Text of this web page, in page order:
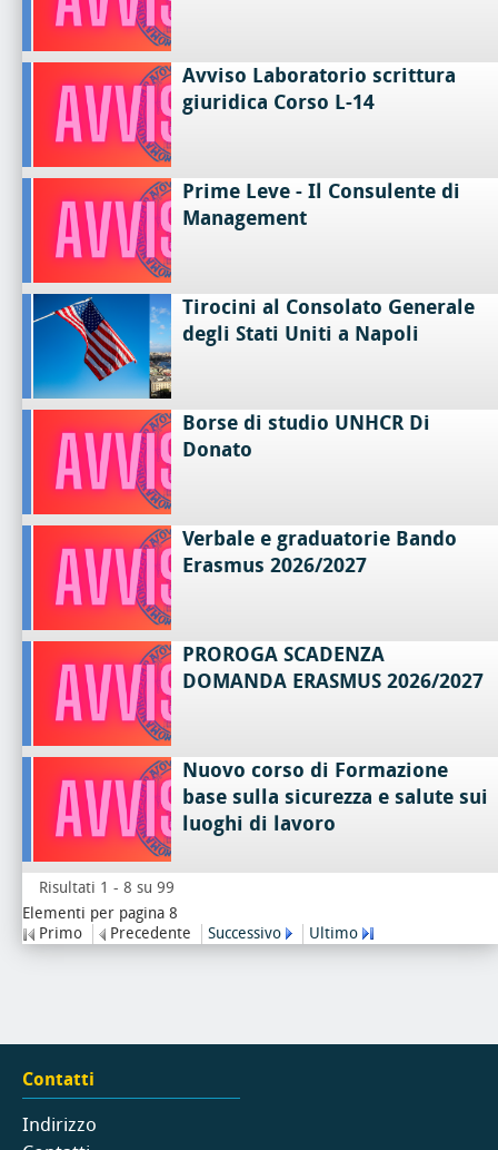
Avviso Laboratorio scrittura
giuridica Corso L-14
Prime Leve - Il Consulente di
Management
Tirocini al Consolato Generale
degli Stati Uniti a Napoli
Borse di studio UNHCR Di
Donato
Verbale e graduatorie Bando
Erasmus 2026/2027
PROROGA SCADENZA
DOMANDA ERASMUS 2026/2027
Nuovo corso di Formazione
base sulla sicurezza e salute sui
luoghi di lavoro
Risultati 1 - 8 su 99
Elementi per pagina 8
Primo
Precedente Successivo Ultimo
Contatti
Indirizzo